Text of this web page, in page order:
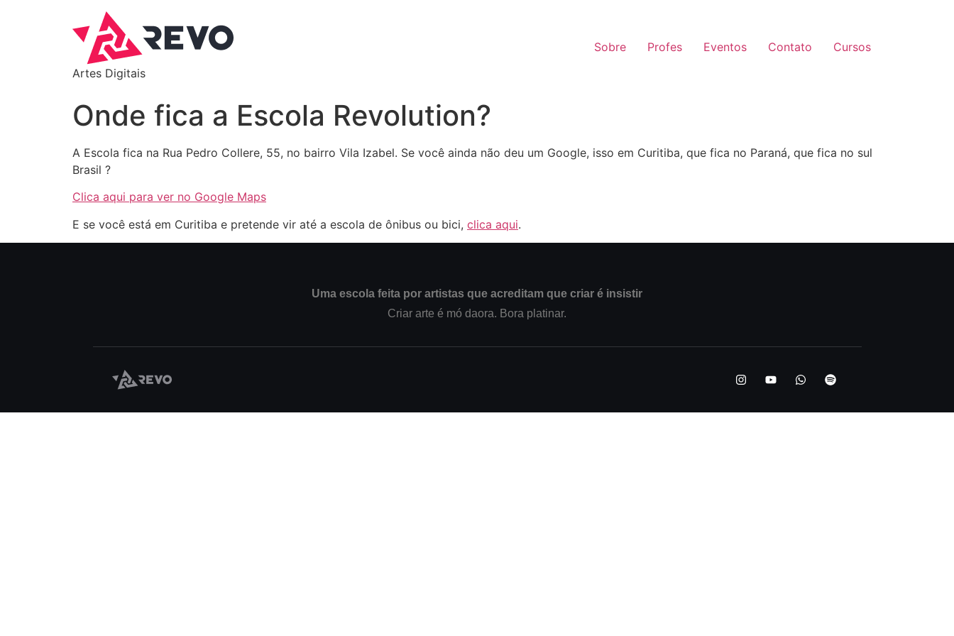
Artes Digitais
Sobre Profes Eventos Contato Cursos
Onde fica a Escola Revolution?
A Escola fica na Rua Pedro Collere, 55, no bairro Vila Izabel. Se você ainda não deu um Google, isso em Curitiba, que fica no Paraná, que fica no sul
Brasil ?
Clica aqui para ver no Google Maps
E se você está em Curitiba e pretende vir até a escola de ônibus ou bici, clica aqui.
Uma escola feita por artistas que acreditam que criar é insistir
Criar arte é mó daora. Bora platinar.